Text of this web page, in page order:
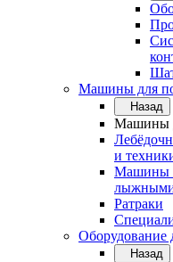
Машины для
Назад
Машины
и
Машины и
лыжными
Ратраки
Оборудование
Назад